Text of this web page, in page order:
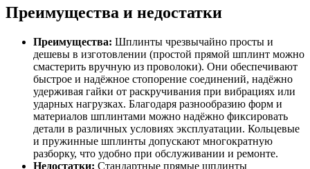
Преимущества и недостатки
Преимущества: Шплинты чрезвычайно просты и
дешевы в изготовлении (простой прямой шплинт можно
смастерить вручную из проволоки). Они обеспечивают
быстрое и надёжное стопорение соединений, надёжно
удерживая гайки от раскручивания при вибрациях или
ударных нагрузках. Благодаря разнообразию форм и
материалов шплинтами можно надёжно фиксировать
детали в различных условиях эксплуатации. Кольцевые
и пружинные шплинты допускают многократную
разборку, что удобно при обслуживании и ремонте.
Недостатки: Стандартные прямые шплинты